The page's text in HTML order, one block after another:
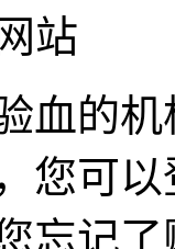
站
的机
您可
忘记